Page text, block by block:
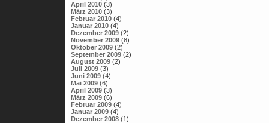
April 2010(3)
März 2010(3)
Februar 2010(4)
Januar 2010(4)
Dezember 2009(2)
November 2009(8)
Oktober 2009(2)
September 2009(2)
August 2009(2)
Juli 2009(3)
Juni 2009(4)
Mai 2009(6)
April 2009(3)
März 2009(6)
Februar 2009(4)
Januar 2009(4)
Dezember 2008(1)